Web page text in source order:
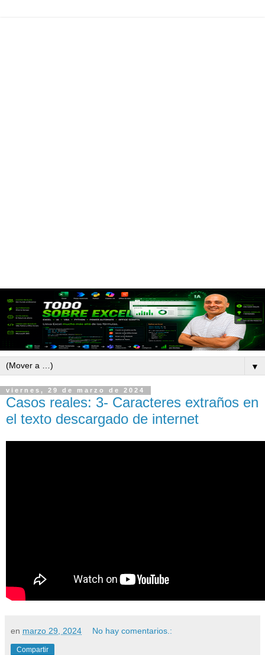
▼
viernes, 29 de marzo de 2024
Casos reales: 3- Caracteres extraños en
el texto descargado de internet
en marzo 29, 2024 No hay comentarios.:
Compartir